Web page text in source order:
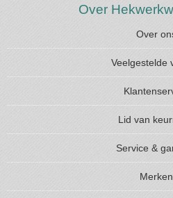
Over
Over
Veelgestelde
Lid van
Service &
Merken